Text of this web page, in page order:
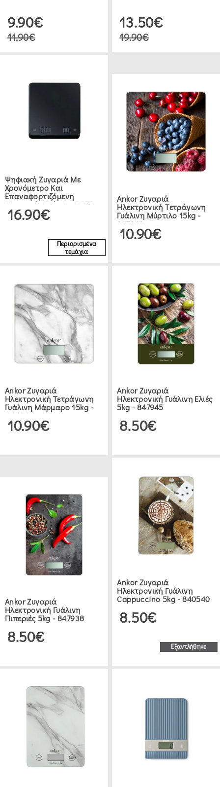
9.90€
11.90€
13.50€
19.90€
Ψηφιακή Ζυγαριά Με
Χρονόμετρο Και
Επαναφορτιζόμενη
Μπαταρία Belogia DSTR
350004
16.90€
Περιορισμένα
τεμάχια
Ankor Ζυγαριά
Ηλεκτρονική Τετράγωνη
Γυάλινη Μύρτιλο 15kg -
847969
10.90€
Ankor Ζυγαριά
Ηλεκτρονική Τετράγωνη
Γυάλινη Μάρμαρο 15kg -
847952
10.90€
Ankor Ζυγαριά
Ηλεκτρονική Γυάλινη Ελιές
5kg - 847945
8.50€
Ankor Ζυγαριά
Ηλεκτρονική Γυάλινη
Πιπεριές 5kg - 847938
8.50€
Ankor Ζυγαριά
Ηλεκτρονική Γυάλινη
Cappuccino 5kg - 840540
8.50€
Εξαντλήθηκε